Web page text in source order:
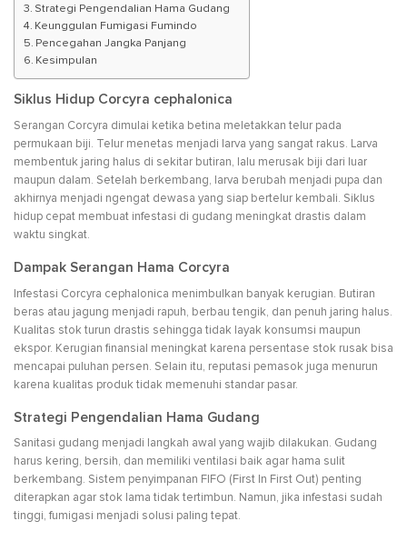
Strategi Pengendalian Hama Gudang
Keunggulan Fumigasi Fumindo
Pencegahan Jangka Panjang
Kesimpulan
Siklus Hidup Corcyra cephalonica
Serangan Corcyra dimulai ketika betina meletakkan telur pada
permukaan biji. Telur menetas menjadi larva yang sangat rakus. Larva
membentuk jaring halus di sekitar butiran, lalu merusak biji dari luar
maupun dalam. Setelah berkembang, larva berubah menjadi pupa dan
akhirnya menjadi ngengat dewasa yang siap bertelur kembali. Siklus
hidup cepat membuat infestasi di gudang meningkat drastis dalam
waktu singkat.
Dampak Serangan Hama Corcyra
Infestasi Corcyra cephalonica menimbulkan banyak kerugian. Butiran
beras atau jagung menjadi rapuh, berbau tengik, dan penuh jaring halus.
Kualitas stok turun drastis sehingga tidak layak konsumsi maupun
ekspor. Kerugian finansial meningkat karena persentase stok rusak bisa
mencapai puluhan persen. Selain itu, reputasi pemasok juga menurun
karena kualitas produk tidak memenuhi standar pasar.
Strategi Pengendalian Hama Gudang
Sanitasi gudang menjadi langkah awal yang wajib dilakukan. Gudang
harus kering, bersih, dan memiliki ventilasi baik agar hama sulit
berkembang. Sistem penyimpanan FIFO (First In First Out) penting
diterapkan agar stok lama tidak tertimbun. Namun, jika infestasi sudah
tinggi, fumigasi menjadi solusi paling tepat.